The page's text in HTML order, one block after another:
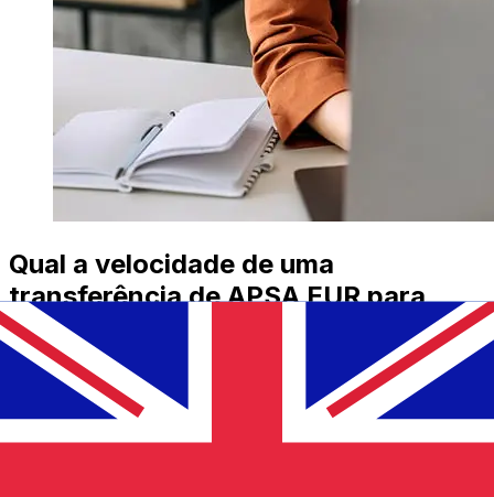
Qual a velocidade de uma
transferência de APSA EUR para
GBP ?
Os prazos de entrega para transferências internacionais
com APSA de Países Membros do Euro para Reino
Unido variam de acordo com o método de pagamento e
o horário da transação. Normalmente, as transferências